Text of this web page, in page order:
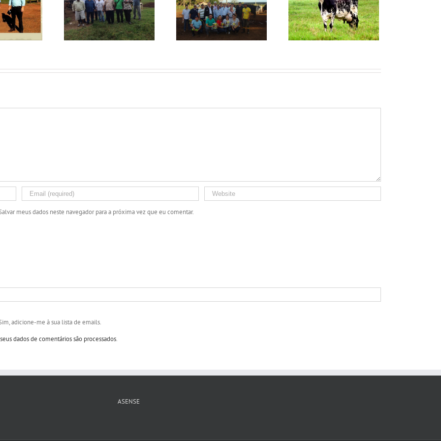
no Fazendão Visitas no Fazendão
Caçapava Fruita – Top
1.000
meus dados neste navegador para a próxima vez que eu comentar.
adicione-me à sua lista de emails.
dados de comentários são processados.
ASENSE